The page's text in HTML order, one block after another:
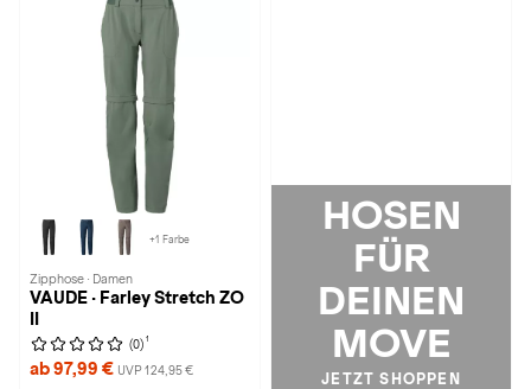
+1 Farbe
Zipphose · Damen
VAUDE · Farley Stretch ZO
(0) 1
ab 97,99 € UVP 124,95 €
HOSEN
FÜR
DEINEN
MOVE
JETZT SHOPPEN